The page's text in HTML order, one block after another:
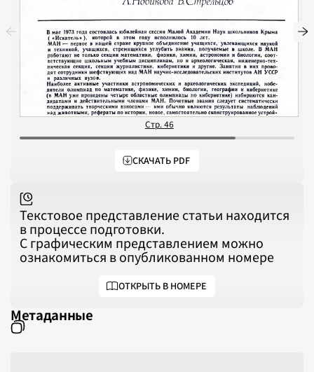
1992
1993
1994
1995
1996
1997
1998
1999
2000
2001
2002
2003
2004
2005
2007
2008
2014
2015
2016
2017
2018
2019
2020
2022
Стр. 46
СКАЧАТЬ PDF
Текстовое представление статьи находится
в процессе подготовки.
С графическим представлением можно
ознакомиться в опубликованном номере
ОТКРЫТЬ В НОМЕРЕ
Метаданные